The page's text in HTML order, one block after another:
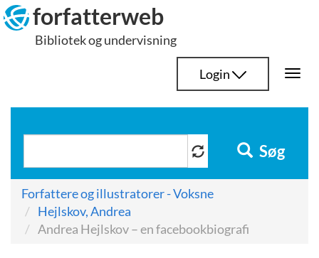
Hop
til
indhold
forfatterweb
Bibliotek og undervisning
Login
Søg
Forfattere og illustratorer - Voksne
Hejlskov, Andrea
Andrea Hejlskov – en facebookbiografi